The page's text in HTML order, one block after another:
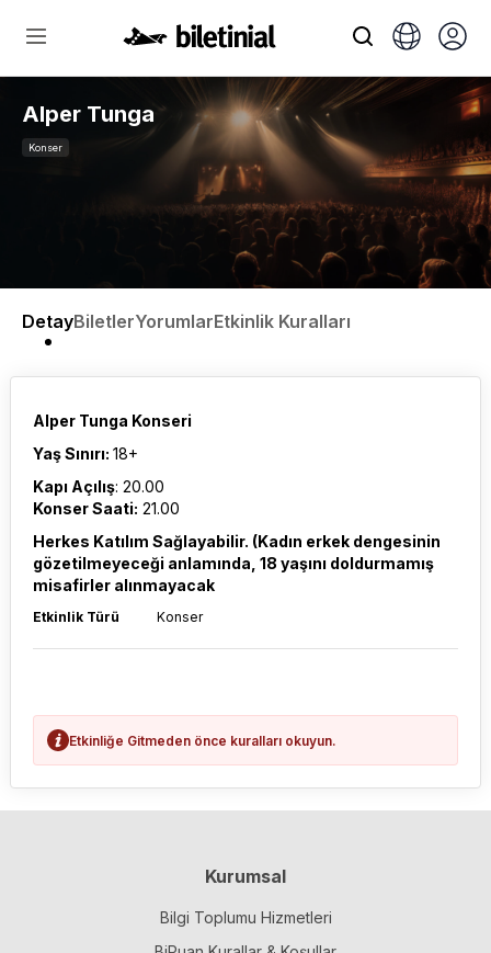
Alper Tunga
Konser
DetayBiletlerYorumlarEtkinlik Kuralları
Alper Tunga Konseri
Yaş Sınırı: 18+
Kapı Açılış: 20.00
Konser Saati: 21.00
Herkes Katılım Sağlayabilir. (Kadın erkek dengesinin
gözetilmeyeceği anlamında, 18 yaşını doldurmamış
misafirler alınmayacak
Etkinlik Türü Konser
Etkinliğe Gitmeden önce kuralları okuyun.
Kurumsal
Bilgi Toplumu Hizmetleri